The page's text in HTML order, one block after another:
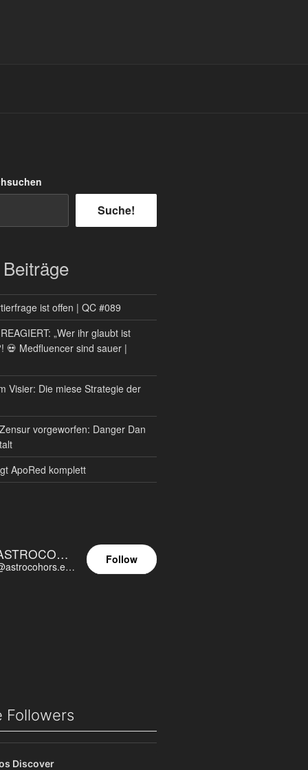
Suche!
ist offen | QC #089
„Wer ihr glaubt ist
💀 Medfluencer sind sauer |
Visier: Die miese Strategie der
vorgeworfen: Danger Dan
ApoRed komplett
ASTROCOHORS EUNOIA ULTIMA
@astrocohors.eu@astrocohors.eu
Follow
Followers
Discover